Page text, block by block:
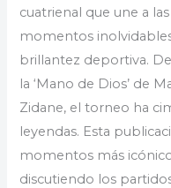
cuatrienal que une a
momentos
brillantez deportiva.
la ‘Mano de Dios’ de
Zidane, el torneo ha
leyendas. Esta
momentos más
discutiendo los